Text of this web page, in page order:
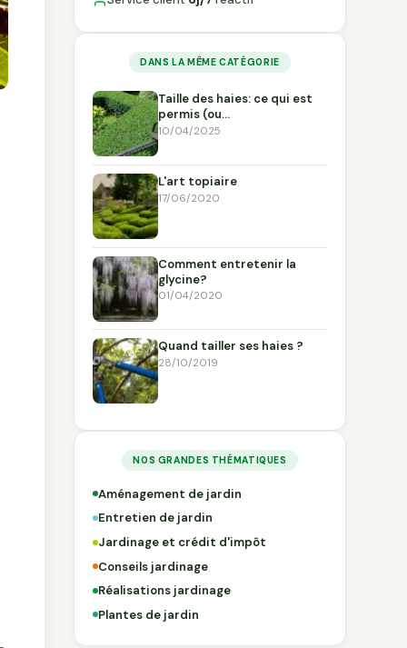
DANS LA MÊME CATÉGORIE
Taille des haies: ce qui est
permis (ou…
10/04/2025
L'art topiaire
17/06/2020
Comment entretenir la
glycine?
01/04/2020
Quand tailler ses haies ?
28/10/2019
NOS GRANDES THÉMATIQUES
Aménagement de jardin
Entretien de jardin
Jardinage et crédit d'impôt
Conseils jardinage
Réalisations jardinage
Plantes de jardin